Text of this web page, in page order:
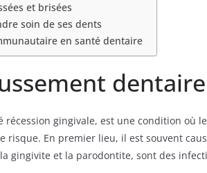
et brisées
soin de ses dents
en santé dentaire
gingivale, est une condition où
risque. En premier lieu, il est souvent
gingivite et la parodontite, sont des